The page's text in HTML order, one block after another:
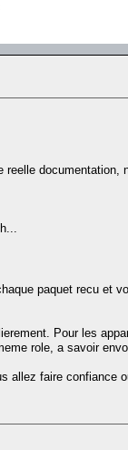
reelle
paquet recu et
Pour les
role, a savoir
allez faire confiance